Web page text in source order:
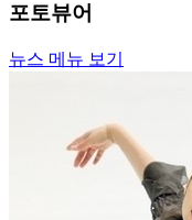
포토뷰어
뉴스 메뉴 보기